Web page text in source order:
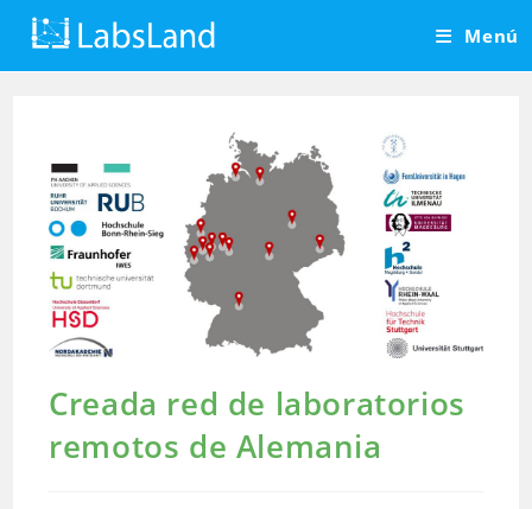
Saltar
contenido
Menú
Creada red de laboratorios
remotos de Alemania